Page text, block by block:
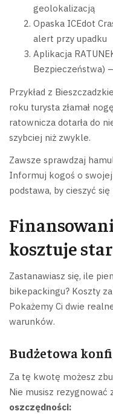
geolokalizacją
Opaska ICEdot
alert przy upadku
Aplikacja
Bezpieczeństwa)
Przykład z
roku turysta złamał
ratownicza dotarła do
szybciej niż zwykle.
Zawsze sprawdzaj
Informuj kogoś o
podstawa, by cieszyć się
kosztuje
Zastanawiasz się, ile
bikepackingu? Koszty
Pokażemy Ci dwie
warunków.
Budżetowa
Za tę kwotę możesz
Nie musisz rezygnować
oszczędności: